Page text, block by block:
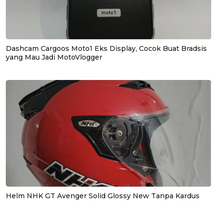
Dashcam Cargoos Moto1 Eks Display, Cocok Buat Bradsis
yang Mau Jadi MotoVlogger
Helm NHK GT Avenger Solid Glossy New Tanpa Kardus